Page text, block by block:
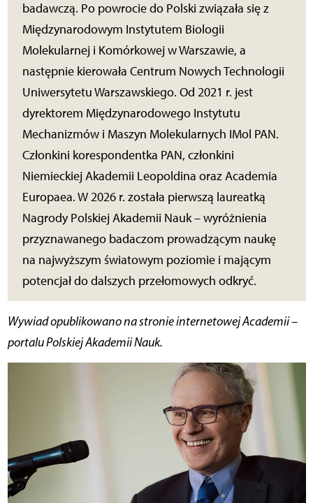
badawczą. Po powrocie do Polski związała się z
Międzynarodowym Instytutem Biologii
Molekularnej i Komórkowej w Warszawie, a
następnie kierowała Centrum Nowych Technologii
Uniwersytetu Warszawskiego. Od 2021 r. jest
dyrektorem Międzynarodowego Instytutu
Mechanizmów i Maszyn Molekularnych IMol PAN.
Członkini korespondentka PAN, członkini
Niemieckiej Akademii Leopoldina oraz Academia
Europaea. W 2026 r. została pierwszą laureatką
Nagrody Polskiej Akademii Nauk – wyróżnienia
przyznawanego badaczom prowadzącym naukę
na najwyższym światowym poziomie i mającym
potencjał do dalszych przełomowych odkryć.
Wywiad opublikowano na stronie internetowej Academii –
portalu Polskiej Akademii Nauk.